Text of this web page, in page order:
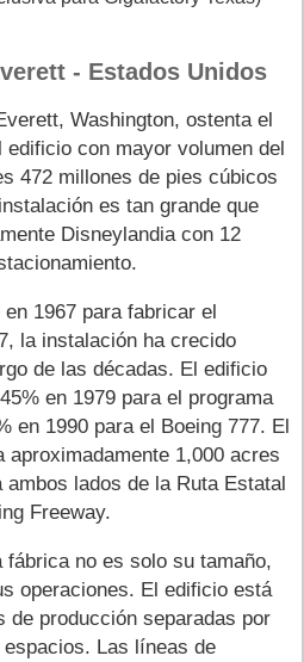
- Estados Unidos
Washington, ostenta el
con mayor volumen del
472 millones de pies cúbicos
es tan grande que
Disneylandia con 12
1967 para fabricar el
la instalación ha crecido
de las décadas. El edificio
en 1979 para el programa
en 1990 para el Boeing 777. El
aproximadamente 1,000 acres
lados de la Ruta Estatal
Freeway.
fábrica no es solo su tamaño,
operaciones. El edificio está
de producción separadas por
Las líneas de